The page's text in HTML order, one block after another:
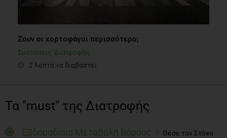
Ζουν οι χορτοφάγοι περισσότερο;
Συστάσεις Διατροφής
2 λεπτά να διαβαστεί
Τα "must" της Διατροφής
Εβδομαδίαια Μεταβολή Βάρους
Θέσε τον Στόχο